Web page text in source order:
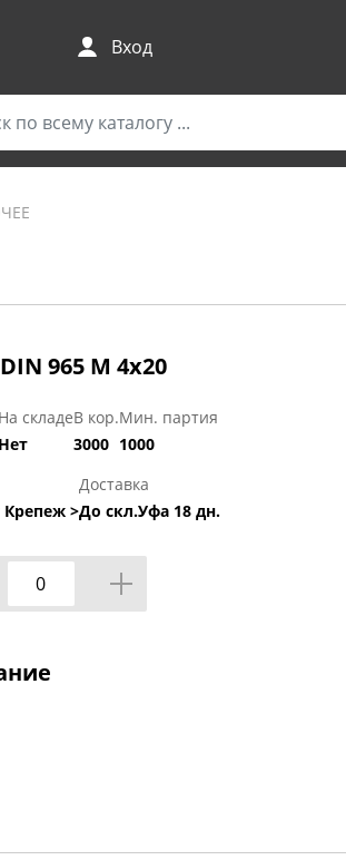
Вход
DIN 965 М 4х20
На складе
Нет
В кор.
3000
Мин. партия
1000
Крепеж >
Доставка
До скл.Уфа 18 дн.